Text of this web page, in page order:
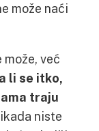
može naći
već
li se itko,
traju
niste